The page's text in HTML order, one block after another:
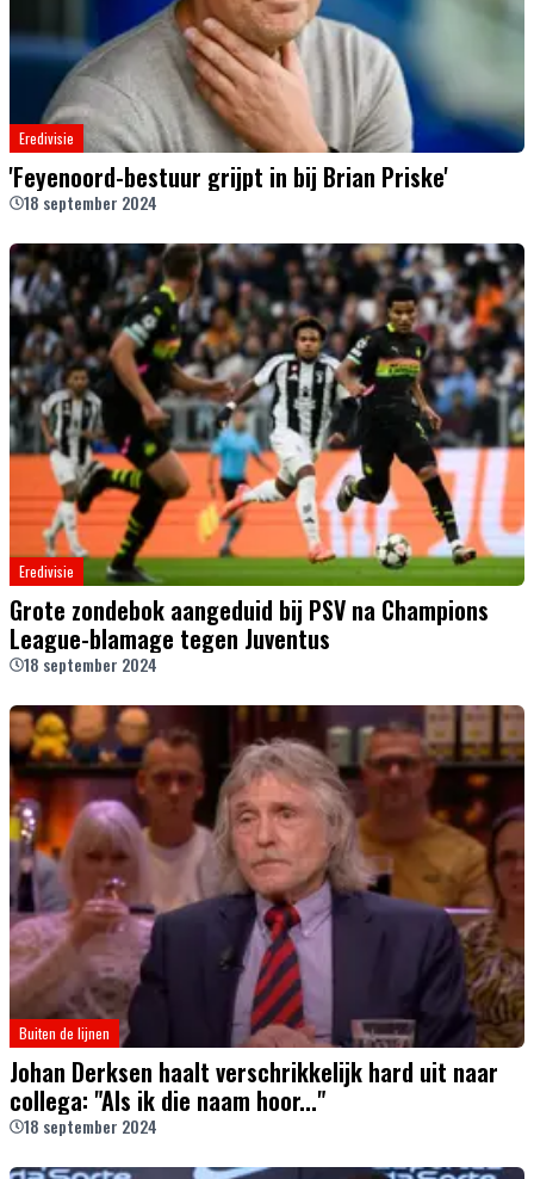
Eredivisie
'Feyenoord-bestuur grijpt in bij Brian Priske'
18 september 2024
Eredivisie
Grote zondebok aangeduid bij PSV na Champions
League-blamage tegen Juventus
18 september 2024
Buiten de lijnen
Johan Derksen haalt verschrikkelijk hard uit naar
collega: "Als ik die naam hoor..."
18 september 2024